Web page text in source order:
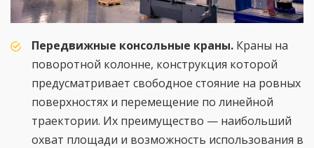
Передвижные консольные краны. Краны на
поворотной колонне, конструкция которой
предусматривает свободное стояние на ровных
поверхностях и перемещение по линейной
траектории. Их преимущество — наибольший
охват площади и возможность использования в